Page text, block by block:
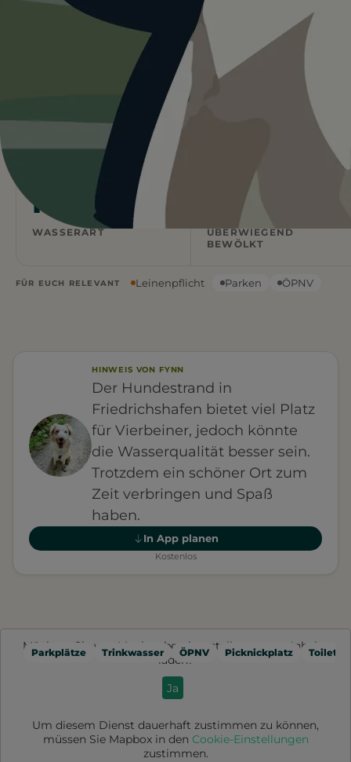
27°C und bedeckt. Kein Regen und kein direktes
Sonnenlicht. Für Hunde oft die angenehmsten
OpenWeatherMap
4
1 BEWERTUNG
Flach
WASSERART
°C
ÜBERWIEGEND
BEWÖLKT
FÜR EUCH RELEVANT Leinenpflicht Parken ÖPNV
HINWEIS VON FYNN
Der Hundestrand in
Friedrichshafen bietet viel Platz
für Vierbeiner, jedoch könnte
die Wasserqualität besser sein.
Trotzdem ein schöner Ort zum
Zeit verbringen und Spaß
haben.
In App planen
Kostenlos
Parkplätze Trinkwasser ÖPNV Picknickplatz
Möchten Sie von Mapbox
bereitgestellte externe Inhalte
laden?
Ja
Um diesem Dienst dauerhaft zustimmen zu können,
müssen Sie Mapboxin den Cookie-Einstellungen
zustimmen.